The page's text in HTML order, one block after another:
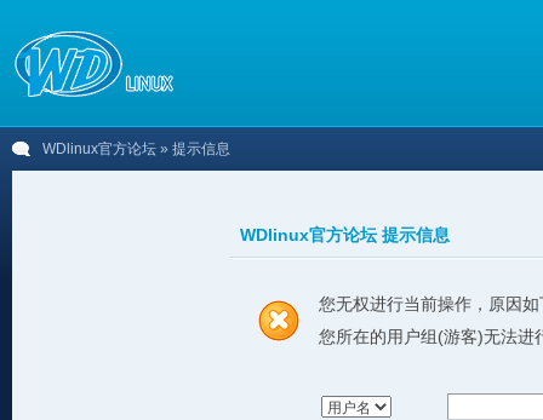
WDlinux官方论坛 » 提示信息
WDlinux官方论坛 提示信息
您无权进行当前操作，原因如
您所在的用户组(游客)无法进